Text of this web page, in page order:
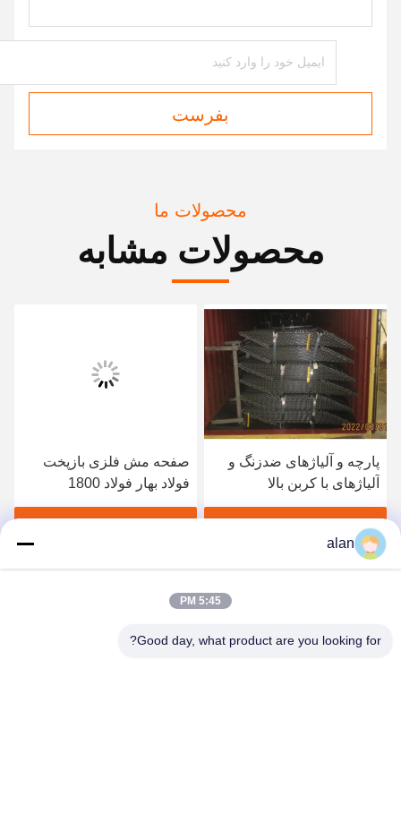
بفرست
محصولات ما
محصولات مشابه
پارچه و آلیاژهای ضدزنگ و
آلیاژهای با کربن بالا
بهترین قیمت رو بدست بیار
صفحه مش فلزی بازپخت
فولاد بهار فولاد 1800
مگاپاسکال
alan
5:45 PM
Good day, what product are you looking for?